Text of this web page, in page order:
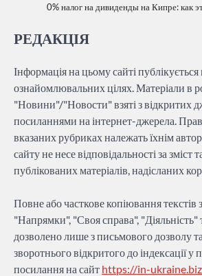
0% налог на дивиденды на Кипре: как
РЕДАКЦІЯ
Інформація на цьому сайті
ознайомлювальних цілях. Матеріали в
"Новини"/"Новости" взяті з відкритих
посиланнями на інтернет-джерела.
вказаних рубриках належать їхнім
сайту не несе відповідальності за зміст
публікованих матеріалів, надісланих
Повне або часткове копіювання текстів
"Напрямки", "Своя справа", "Діяльність"
дозволено лише з письмового дозволу
зворотнього відкритого до індексації
посилання на сайт https://in-